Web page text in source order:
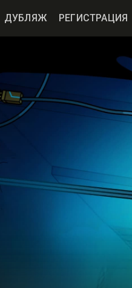
ДУБЛЯЖ РЕГИСТРАЦИЯ